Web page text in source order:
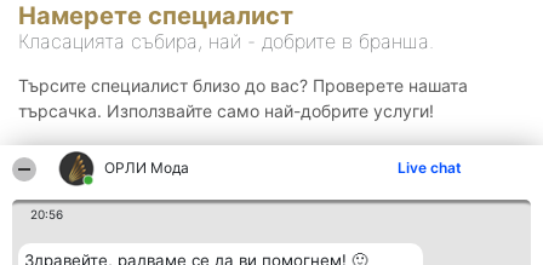
ОРЛИ Мода Live chat
20:56
Здравейте, радваме се да ви помогнем! 🙂
Намерете специалист
Класацията събира, най - добрите в бранша.
Търсите специалист близо до вас? Проверете нашата
търсачка. Използвайте само най-добрите услуги!